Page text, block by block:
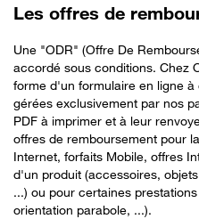
Les offres de
Une "ODR" (Offre De
accordé sous conditions. Chez
forme d'un formulaire en ligne
gérées exclusivement par nos
PDF à imprimer et à leur
offres de remboursement pour
Internet, forfaits Mobile, offres
d'un produit (accessoires,
...) ou pour certaines
orientation parabole, ...).